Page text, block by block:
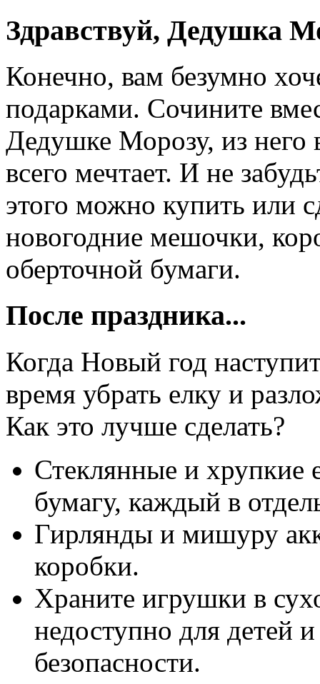
Здравствуй, Дедушка
Конечно, вам безумно
подарками. Сочините
Дедушке Морозу, из него
всего мечтает. И не
этого можно купить или
новогодние мешочки,
оберточной бумаги.
После праздника...
Когда Новый год
время убрать елку и
Как это лучше сделать?
Стеклянные и хрупкие
бумагу, каждый в
Гирлянды и мишуру
коробки.
Храните игрушки в
недоступно для детей
безопасности.